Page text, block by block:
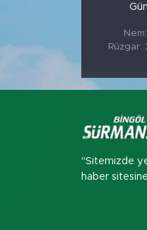
Rüzgar:
"Sitemizde
haber